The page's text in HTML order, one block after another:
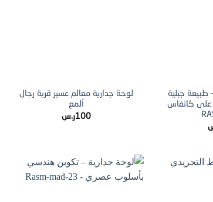
طبيعة جبلية
على كانفاس
لوحة جدارية معالم عسير قرية رجال
ألمع
100ر.س